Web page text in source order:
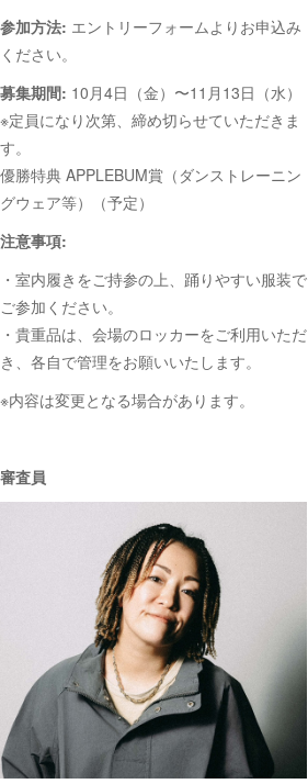
参加方法: エントリーフォームよりお申込み
ください。
募集期間: 10月4日（金）〜11月13日（水）
※定員になり次第、締め切らせていただきま
す。
優勝特典 APPLEBUM賞（ダンストレーニン
グウェア等）（予定）
注意事項:
・室内履きをご持参の上、踊りやすい服装で
ご参加ください。
・貴重品は、会場のロッカーをご利用いただ
き、各自で管理をお願いいたします。
※内容は変更となる場合があります。
審査員